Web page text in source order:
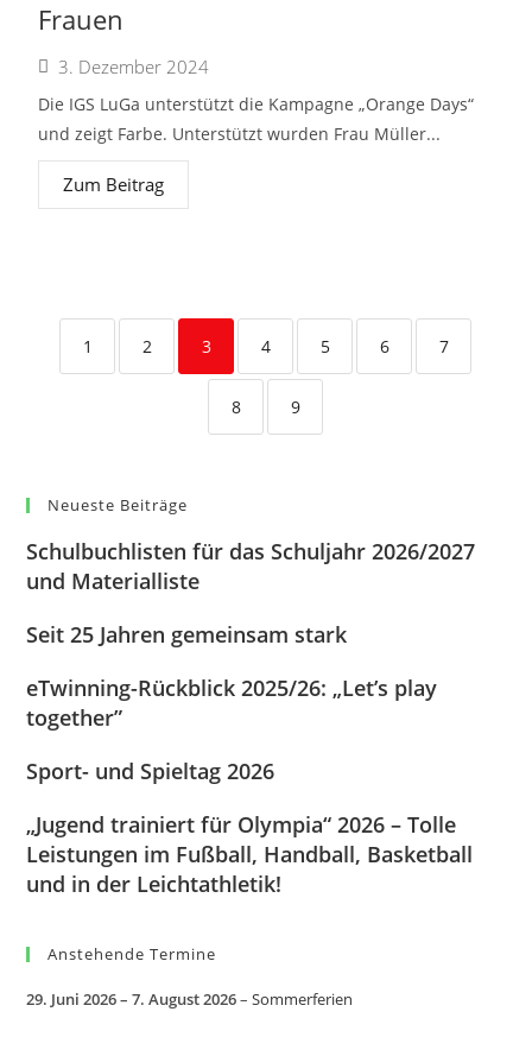
Frauen
3. Dezember 2024
Die IGS LuGa unterstützt die Kampagne „Orange Days“
und zeigt Farbe. Unterstützt wurden Frau Müller...
Zum Beitrag
1 2 3 4 5 6 7
8 9
Neueste Beiträge
Schulbuchlisten für das Schuljahr 2026/2027
und Materialliste
Seit 25 Jahren gemeinsam stark
eTwinning-Rückblick 2025/26: „Let’s play
together”
Sport- und Spieltag 2026
„Jugend trainiert für Olympia“ 2026 – Tolle
Leistungen im Fußball, Handball, Basketball
und in der Leichtathletik!
Anstehende Termine
29. Juni 2026– 7. August 2026–Sommerferien